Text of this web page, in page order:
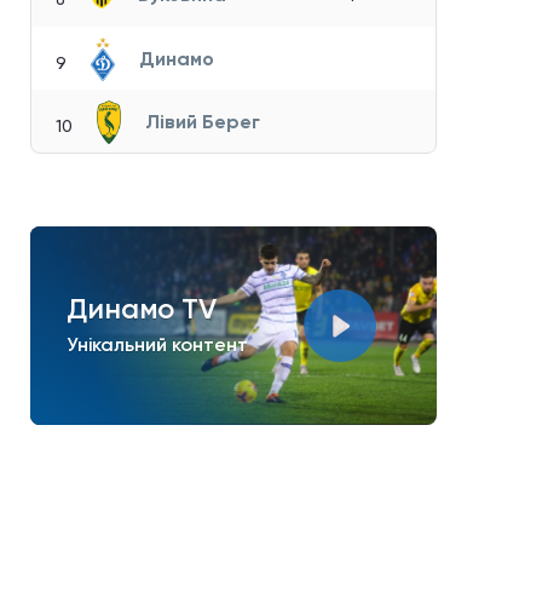
9 Динамо
10 Лівий Берег
Динамо TV
Унікальний контент